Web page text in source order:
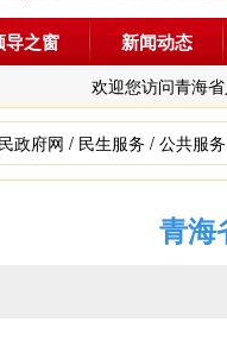
欢迎您访问青海
导之窗 新闻动态
政府网 / 民生服务 / 公共服务
青海